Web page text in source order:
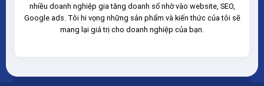
nhiều doanh nghiệp gia tăng doanh số nhờ vào website, SEO,
Google ads. Tôi hi vọng những sản phẩm và kiến thức của tôi sẽ
mang lại giá trị cho doanh nghiệp của bạn.